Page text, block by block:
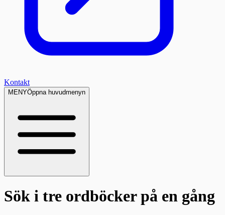
Kontakt
MENYÖppna huvudmenyn
Sök i tre ordböckerpå en gång